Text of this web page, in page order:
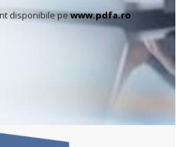
disponibile pewww.pdfa.ro